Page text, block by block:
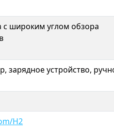
с широким углом обзора
зарядное устройство,
H2